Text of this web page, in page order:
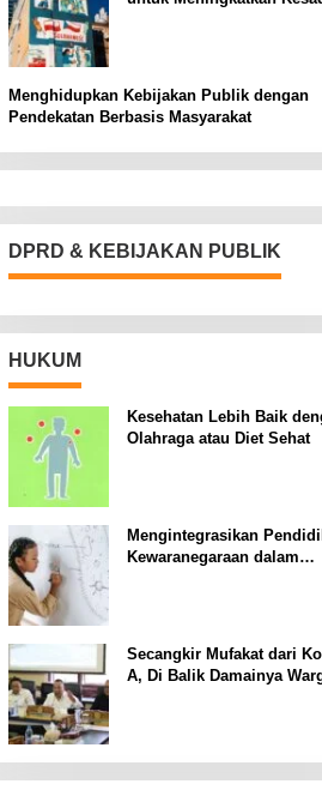
Menghidupkan Kebijakan Publik dengan
Pendekatan Berbasis Masyarakat
DPRD & KEBIJAKAN PUBLIK
HUKUM
Kesehatan Lebih Baik
Olahraga atau Diet Sehat
Mengintegrasikan
Kewaranegaraan dalam
Secangkir Mufakat dari
A, Di Balik Damainya